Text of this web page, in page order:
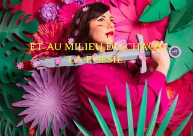
ET AU MILIEU DU CHAOS,
LA POÉSIE.